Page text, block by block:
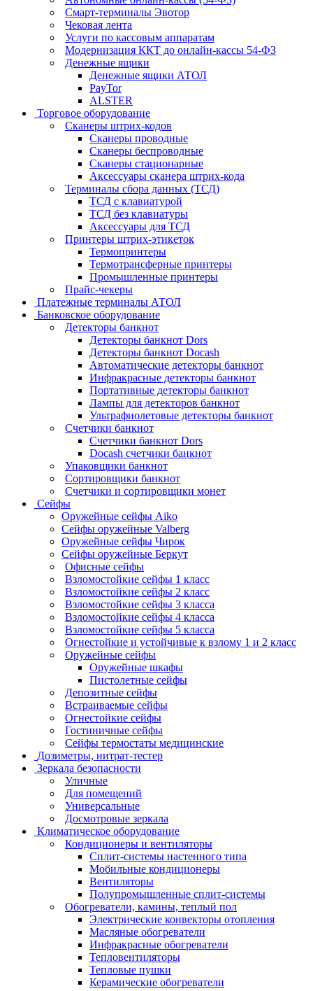
Смарт-терминалы Эвотор
Чековая лента
Услуги по кассовым аппаратам
Модернизация ККТ до онлайн-кассы 54-ФЗ
Денежные ящики
Денежные ящики АТОЛ
PayTor
ALSTER
Торговое оборудование
Сканеры штрих-кодов
Сканеры проводные
Сканеры беспроводные
Сканеры стационарные
Аксессуары сканера штрих-кода
Терминалы сбора данных (ТСД)
ТСД с клавиатурой
ТСД без клавиатуры
Аксессуары для ТСД
Принтеры штрих-этикеток
Термопринтеры
Термотрансферные принтеры
Промышленные принтеры
Прайс-чекеры
Платежные терминалы АТОЛ
Банковское оборудование
Детекторы банкнот
Детекторы банкнот Dors
Детекторы банкнот Docash
Автоматические детекторы банкнот
Инфракрасные детекторы банкнот
Портативные детекторы банкнот
Лампы для детекторов банкнот
Ультрафиолетовые детекторы банкнот
Счетчики банкнот
Счетчики банкнот Dors
Docash счетчики банкнот
Упаковщики банкнот
Сортировщики банкнот
Счетчики и сортировщики монет
Сейфы
Оружейные сейфы Aiko
Сейфы оружейные Valberg
Оружейные сейфы Чирок
Сейфы оружейные Беркут
Офисные сейфы
Взломостойкие сейфы 1 класс
Взломостойкие сейфы 2 класс
Взломостойкие сейфы 3 класса
Взломостойкие сейфы 4 класса
Взломостойкие сейфы 5 класса
Огнестойкие и устойчивые к взлому 1 и 2 класс
Оружейные сейфы
Оружейные шкафы
Пистолетные сейфы
Депозитные сейфы
Встраиваемые сейфы
Огнестойкие сейфы
Гостиничные сейфы
Сейфы термостаты медицинские
Дозиметры, нитрат-тестер
Зеркала безопасности
Уличные
Для помещений
Универсальные
Досмотровые зеркала
Климатическое оборудование
Кондиционеры и вентиляторы
Сплит-системы настенного типа
Мобильные кондиционеры
Вентиляторы
Полупромышленные сплит-системы
Обогреватели, камины, теплый пол
Электрические конвекторы отопления
Масляные обогреватели
Инфракрасные обогреватели
Тепловентиляторы
Тепловые пушки
Керамические обогреватели